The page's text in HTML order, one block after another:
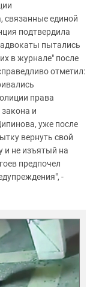
связанные единой
подтвердила
пытались
в журнале" после
отметил:
права
и
уже после
вернуть свой
и не изъятый на
предпочел
-